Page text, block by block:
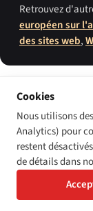
Retrouvez
européen sur
des sites web,
SOURCES
Constitución
Real Decreto
aprueba el
personas con
Cookies
Nous utilisons
Analytics) pour
restent
de détails dans